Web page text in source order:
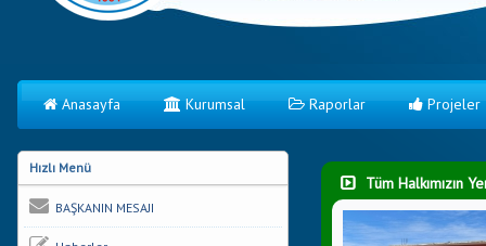
Anasayfa Kurumsal Raporlar Projeler
Hızlı Menü
BAŞKANIN MESAJI
Tüm Halkımızın